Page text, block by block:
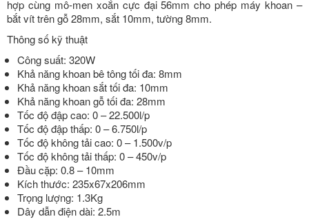
hợp cùng mô-men xoắn cực đại 56mm cho phép máy khoan –
bắt vít trên gỗ 28mm, sắt 10mm, tường 8mm.
Thông số kỹ thuật
Công suất: 320W
Khả năng khoan bê tông tối đa: 8mm
Khả năng khoan sắt tối đa: 10mm
Khả năng khoan gỗ tối đa: 28mm
Tốc độ đập cao: 0 – 22.500l/p
Tốc độ đập thấp: 0 – 6.750l/p
Tốc độ không tải cao: 0 – 1.500v/p
Tốc độ không tải thấp: 0 – 450v/p
Đầu cặp: 0.8 – 10mm
Kích thước: 235x67x206mm
Trọng lượng: 1.3Kg
Dây dẫn điện dài: 2.5m